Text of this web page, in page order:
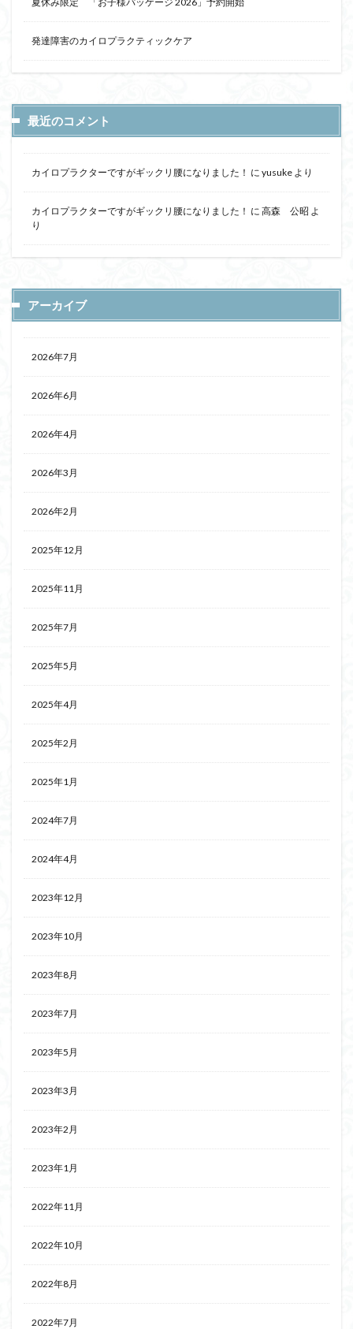
発達障害のカイロプラクティックケア
最近のコメント
カイロプラクターですがギックリ腰になりました！ に yusuke より
カイロプラクターですがギックリ腰になりました！ に 高森 公昭 よ
り
アーカイブ
2026年7月
2026年6月
2026年4月
2026年3月
2026年2月
2025年12月
2025年11月
2025年7月
2025年5月
2025年4月
2025年2月
2025年1月
2024年7月
2024年4月
2023年12月
2023年10月
2023年8月
2023年7月
2023年5月
2023年3月
2023年2月
2023年1月
2022年11月
2022年10月
2022年8月
2022年7月